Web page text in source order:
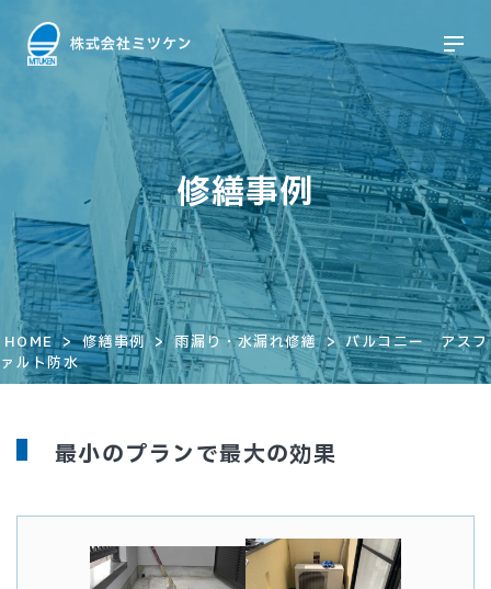
修繕事例
HOME > 修繕事例 > 雨漏り・水漏れ修繕 > バルコニー アスフ
ァルト防水
最小のプランで最大の効果